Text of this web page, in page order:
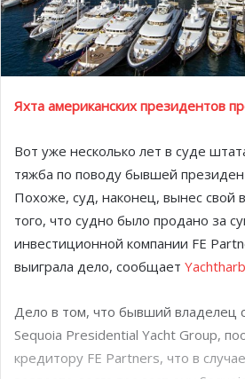
Яхта американских президентов
Вот уже несколько лет в суде
тяжба по поводу бывшей
Похоже, суд, наконец, вынес свой
того, что судно было продано за
инвестиционной компании FE
выиграла дело, сообщает
Дело в том, что бывший владелец
Sequoia Presidential Yacht Group,
кредитору FE Partners, что в